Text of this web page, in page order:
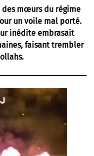
des mœurs du régime
un voile mal porté.
inédite embrasait
faisant trembler